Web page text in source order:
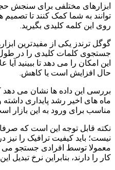
ابزارهای مختلفی برای سنجش
توانند به شما کمک کنند تا
روی این کلمه کلیدی بگیرید.
گوگل ترندز یکی از مفیدترین
جستجوی کلمات کلیدی را در
این امکان را می دهد تا ببینید
حال افزایش است یا کاهش.
بررسی این داده ها نشان می
ماه های اخیر رشد پایداری
مناسب برای ورود به این بازار
نکته قابل توجه این است که
نیست؛ باید کیفیت ترافیک را نیز
معمولا توسط افرادی جستجو
کار را دارند، بنابراین نرخ تبدیل